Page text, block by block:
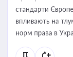
стандарти
впливають на
норм права в